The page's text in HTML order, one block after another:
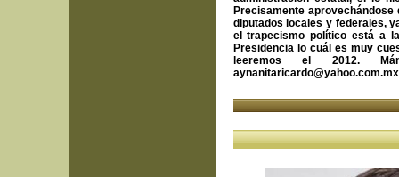
Precisamente
diputados locales y federales,
el trapecismo político está a
Presidencia lo cuál es muy
leeremos el 2012.